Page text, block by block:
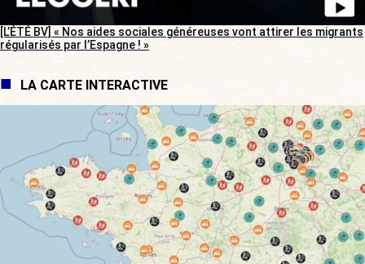
[L’ÉTÉ BV] « Nos aides sociales généreuses vont attirer les migrants
régularisés par l’Espagne ! »
LA CARTE INTERACTIVE